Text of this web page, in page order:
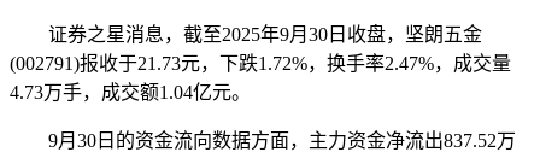
证券之星消息，截至2025年9月30日收盘，坚朗五金
(002791)报收于21.73元，下跌1.72%，换手率2.47%，成交量
4.73万手，成交额1.04亿元。
9月30日的资金流向数据方面，主力资金净流出837.52万